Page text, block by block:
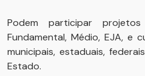
Podem participar
Fundamental, Médio, EJA, e
municipais, estaduais,
Estado.